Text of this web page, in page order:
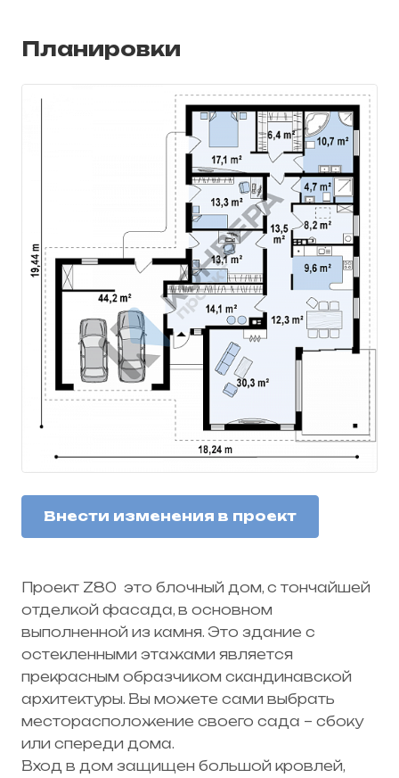
Все комнаты застеклены, хорошо освещены и
прекрасно вентилируются. Если вы захотите,
то можно отказаться от части балконов, и
ограничиться простыми просторными окнами.
Самая объемная спальная комната имеет
собственный выход в ванную. Другие
комнаты обладают специальной нишей для
Стандартная версия проекта отличается
обыкновенным потолком, над которым
имеется чердак. В этом доме есть
просторный гараж, с подсобным
помещением, в котором можно расположить
мастерскую, либо просто хранить
инструменты и топливо.
Также вы можете сделать вход в гараж с
другой стороны, что позволит вам
перепланировать расположение гостиной.
Это прекрасный дом, который может быть как
одноэтажным, так и двух этажным зданием.
Он понравиться любому человеку, который
ценит в архитектуре функциональность и
красоту.
Планировки
Внести изменения в проект
Проект Z80 это блочный дом, с тончайшей
отделкой фасада, в основном
выполненной из камня. Это здание с
остекленными этажами является
прекрасным образчиком скандинавской
архитектуры. Вы можете сами выбрать
месторасположение своего сада – сбоку
или спереди дома.
Вход в дом защищен большой кровлей,